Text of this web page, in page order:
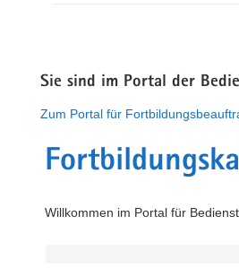
Sie sind im Portal der
Zum Portal für
Willkommen im Portal für